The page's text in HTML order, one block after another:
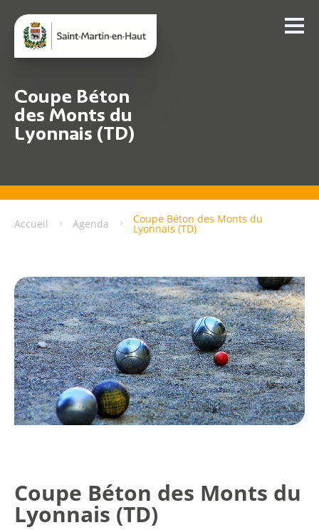
Coupe Béton
des Monts du
Lyonnais (TD)
Accueil Agenda Coupe Béton des Monts du
Lyonnais (TD)
Coupe Béton des Monts du
Lyonnais (TD)
Citoyen